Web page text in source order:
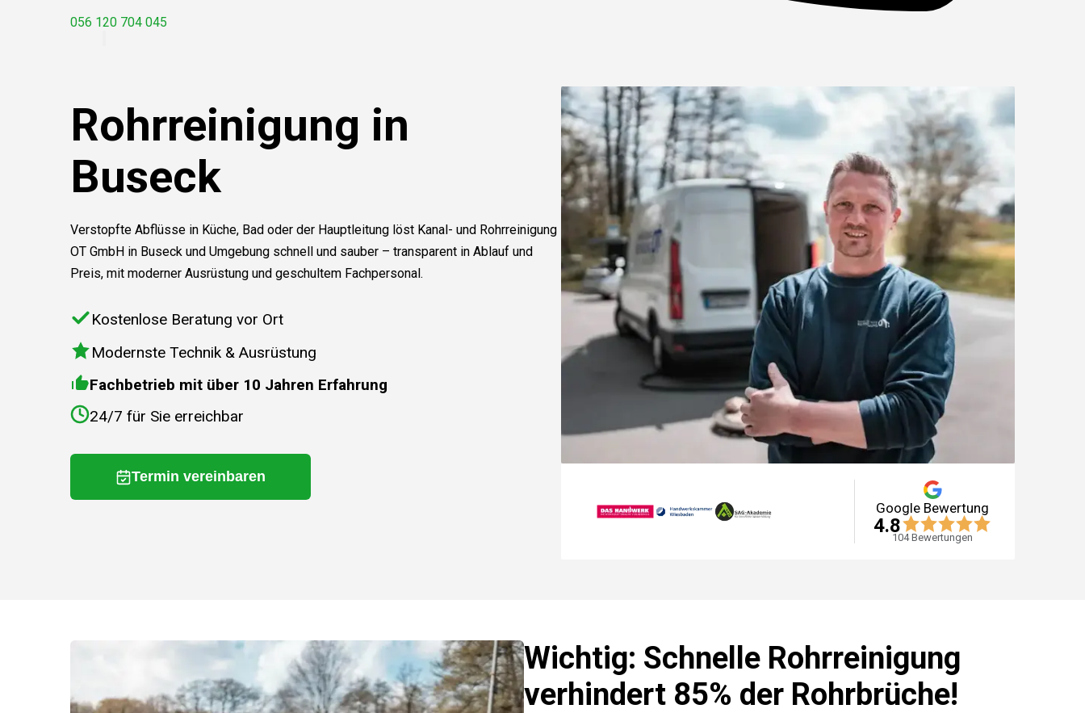
056 120 704 045
Rohrreinigung in
Buseck
Verstopfte Abflüsse in Küche, Bad oder der Hauptleitung löst Kanal- und Rohrreinigung
OT GmbH in Buseck und Umgebung schnell und sauber – transparent in Ablauf und
Preis, mit moderner Ausrüstung und geschultem Fachpersonal.
Kostenlose Beratung vor Ort
Modernste Technik & Ausrüstung
Fachbetrieb mit über 10 Jahren Erfahrung
24/7 für Sie erreichbar
Termin vereinbaren
Google Bewertung
4.8
104Bewertungen
Wichtig: Schnelle Rohrreinigung
verhindert 85% der Rohrbrüche!